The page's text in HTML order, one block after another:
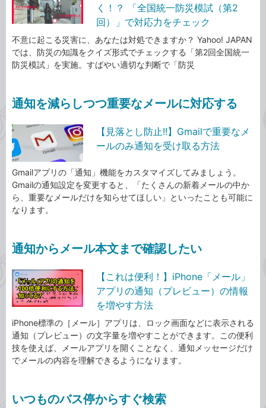
く！？ 「全国統一防災模試（第2
回）」で対応力をチェック
不意に起こる災害に、あなたは対処できますか？ Yahoo! JAPAN
では、防災の知識をクイズ形式でチェックする「第2回全国統一
防災模試」を実施。すばやい適切な判断で「防災
通知を減らしつつ重要なメールに対応する
【見落とし防止!!】Gmailで重要なメ
ールのみ通知を受け取る方法
Gmailアプリの「通知」機能をカスタマイズしてみましょう。
Gmailの通知設定を変更すると、「たくさんの新着メールの中か
ら、重要なメールだけを知らせてほしい」といったことも可能に
なります。
通知からメール本文まで確認したい
【これは便利！】iPhone「メール」
アプリの通知（プレビュー）の情報
を増やす方法
iPhone標準の［メール］アプリは、ロック画面などに表示される
通知（プレビュー）の文字量を増やすことができます。この便利
技を使えば、メールアプリを開くことなく、通知メッセージだけ
でメールの内容を理解できるようになります。
いつものバス停からすぐ検索